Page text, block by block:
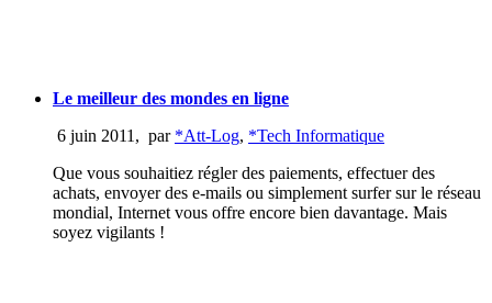
Le meilleur des mondes en ligne
6 juin 2011 , par *Att-Log, *Tech Informatique
Que vous souhaitiez régler des paiements, effectuer des
achats, envoyer des e-mails ou simplement surfer sur le réseau
mondial, Internet vous offre encore bien davantage. Mais
soyez vigilants !